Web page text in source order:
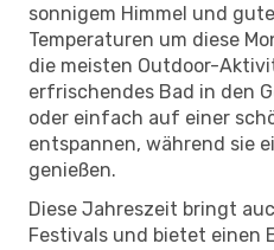
sonnigem Himmel und
Temperaturen um diese
die meisten Outdoor-
erfrischendes Bad in den
oder einfach auf einer
entspannen, während sie
genießen.
Diese Jahreszeit bringt
Festivals und bietet einen